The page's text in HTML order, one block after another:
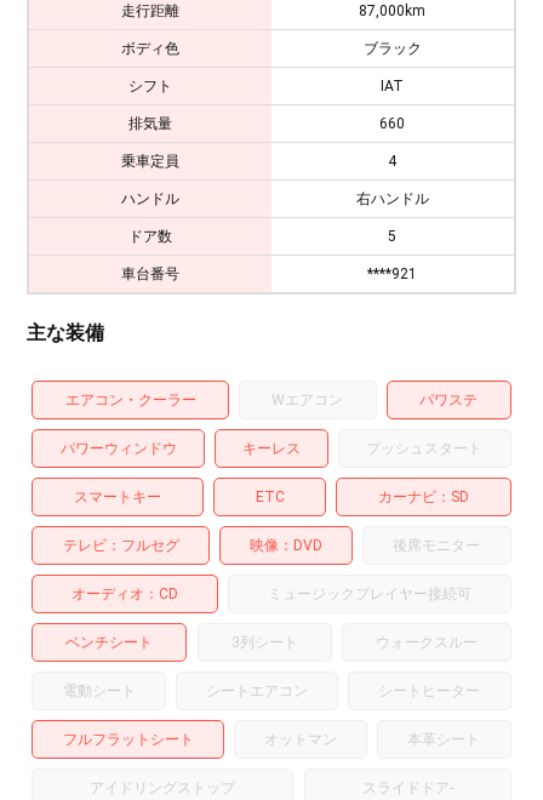
走行距離 87,000km
ボディ色 ブラック
シフト IAT
排気量 660
乗車定員 4
ハンドル 右ハンドル
ドア数 5
車台番号 ****921
主な装備
エアコン・クーラー Wエアコン パワステ
パワーウィンドウ キーレス プッシュスタート
スマートキー ETC カーナビ SD
テレビ フルセグ 映像 DVD 後席モニター
オーディオ CD ミュージックプレイヤー接続可
ベンチシート 3列シート ウォークスルー
電動シート シートエアコン シートヒーター
フルフラットシート オットマン 本革シート
アイドリングストップ スライドドア-